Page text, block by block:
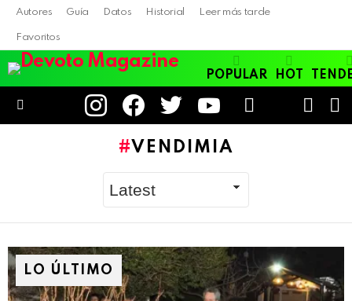
Autores Guía Datos Historial Leer más tarde
Favoritos
POPULAR HOT
instagramfacebooktwitter youtube
SKIN
VENDIMIA
LO ÚLTIMO